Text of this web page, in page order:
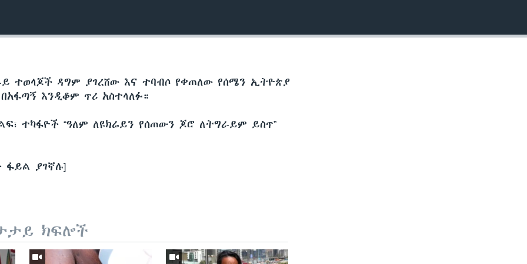
ተወላጆች ዳግም ያገረሸው እና ተባብሶ የቀጠለው የሰሜን ኢትዮጵያ
እንዲቆም ጥሪ አስተላለፉ።
ተካፋዮች “ዓለም ለዩክሬይን የሰጠውን ጆሮ ለትግራይም ይስጥ”
ፋይል ያገኛሉ]
ክፍሎች